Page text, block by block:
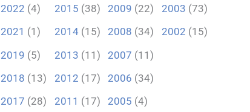
2022 (4)
2021 (1)
2019 (5)
2018 (13)
2017 (28)
2015 (38)
2014(15)
2013 (11)
2012 (17)
2011 (17)
2009 (22)
2008 (34)
2007 (11)
2006 (34)
2005 (4)
2003 (73)
2002 (15)